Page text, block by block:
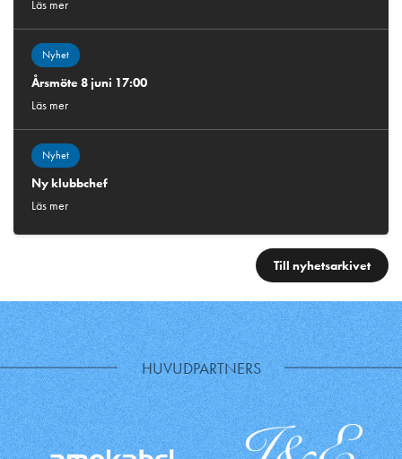
Läs mer
Nyhet
Årsmöte 8 juni 17:00
Läs mer
Nyhet
Ny klubbchef
Läs mer
Till nyhetsarkivet
HUVUDPARTNERS